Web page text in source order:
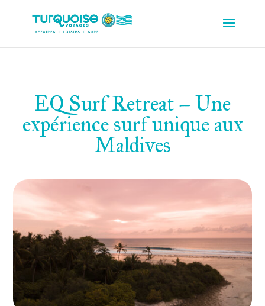
EQ Surf Retreat – Une
expérience surf unique aux
Maldives